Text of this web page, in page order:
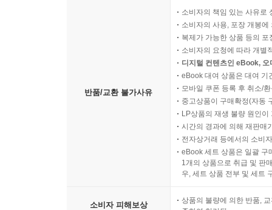
반품/교환 불가사유
소비자의 책임 있는 사유로
소비자의 사용, 포장 개봉
복제가 가능한 상품 등의
소비자의 요청에 따라 개별
디지털 컨텐츠인 eBook,
eBook 대여 상품은 대여 기
모바일 쿠폰 등록 후 취소/
중고상품이 구매확정(자동
LP상품의 재생 불량 원인
시간의 경과에 의해 재판매
전자상거래 등에서의 소비
eBook 세트 상품은 일괄 구
1개의 상품으로 취급 및 판
우, 세트 상품 전부 및 세트
소비자 피해보상
상품의 불량에 의한 반품,